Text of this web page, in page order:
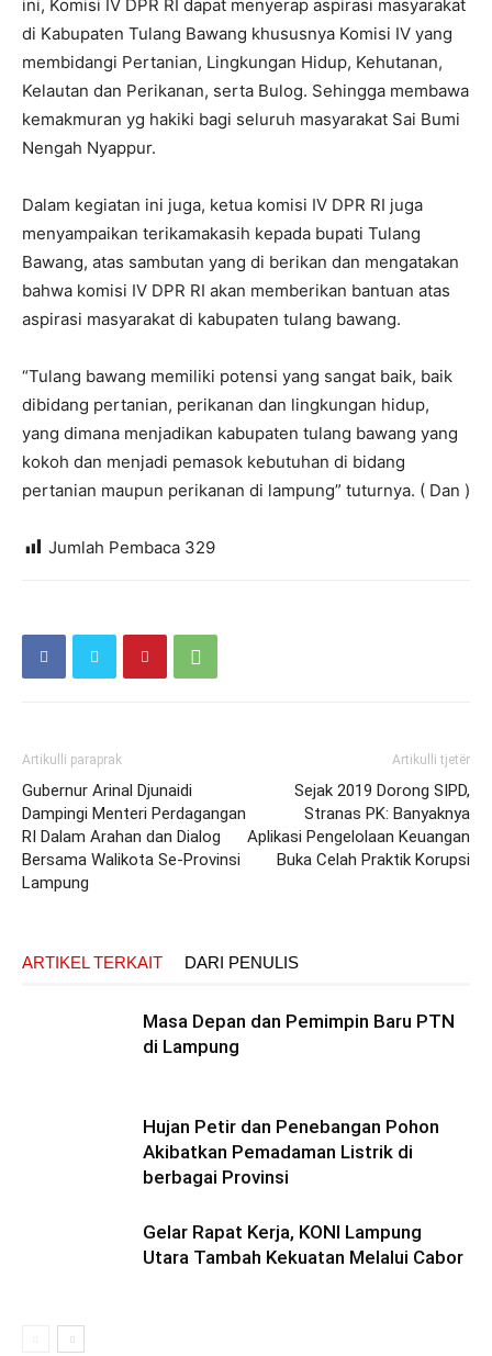
ini, Komisi IV DPR RI dapat menyerap aspirasi masyarakat
di Kabupaten Tulang Bawang khususnya Komisi IV yang
membidangi Pertanian, Lingkungan Hidup, Kehutanan,
Kelautan dan Perikanan, serta Bulog. Sehingga membawa
kemakmuran yg hakiki bagi seluruh masyarakat Sai Bumi
Nengah Nyappur.
Dalam kegiatan ini juga, ketua komisi IV DPR RI juga
menyampaikan terikamakasih kepada bupati Tulang
Bawang, atas sambutan yang di berikan dan mengatakan
bahwa komisi IV DPR RI akan memberikan bantuan atas
aspirasi masyarakat di kabupaten tulang bawang.
“Tulang bawang memiliki potensi yang sangat baik, baik
dibidang pertanian, perikanan dan lingkungan hidup,
yang dimana menjadikan kabupaten tulang bawang yang
kokoh dan menjadi pemasok kebutuhan di bidang
pertanian maupun perikanan di lampung” tuturnya. ( Dan )
Jumlah Pembaca 329
Artikulli paraprak
Gubernur Arinal Djunaidi
Dampingi Menteri Perdagangan
RI Dalam Arahan dan Dialog
Bersama Walikota Se-Provinsi
Lampung
Artikulli tjetër
Sejak 2019 Dorong SIPD,
Stranas PK: Banyaknya
Aplikasi Pengelolaan Keuangan
Buka Celah Praktik Korupsi
ARTIKEL TERKAIT DARI PENULIS
Masa Depan dan Pemimpin Baru PTN
di Lampung
Hujan Petir dan Penebangan Pohon
Akibatkan Pemadaman Listrik di
berbagai Provinsi
Gelar Rapat Kerja, KONI Lampung
Utara Tambah Kekuatan Melalui Cabor